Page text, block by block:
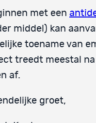
met een
middel) kan
toename van
treedt meestal
af.
groet,